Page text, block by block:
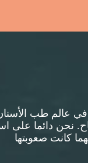
عالم طب
نحن دائما على
كانت صعوبتها